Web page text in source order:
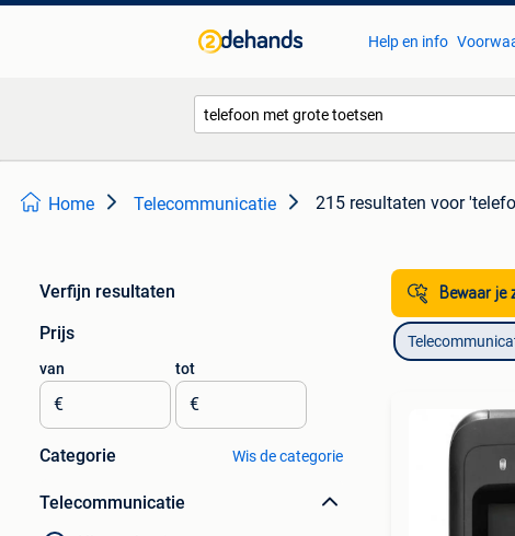
Help en info
Home Telecommunicatie 215 resultaten voor
Verfijn resultaten
Prijs
van
€
tot
€
Categorie Wis de categorie
Telecommunicatie
Bewaar je